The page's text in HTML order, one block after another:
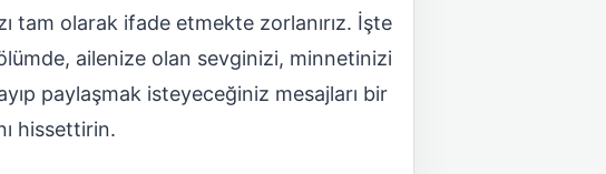
tam olarak ifade etmekte zorlanırız. İşte
ailenize olan sevginizi, minnetinizi
paylaşmak isteyeceğiniz mesajları bir
hissettirin.